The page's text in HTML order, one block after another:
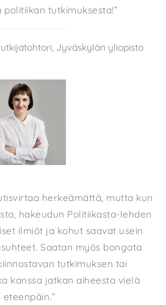
politiikan tutkimuksesta!”
tutkijatohtori, Jyväskylän yliopisto
herkeämättä, mutta kun
hakeudun Politiikasta-lehden
ilmiöt ja kohut saavat usein
Saatan myös bongata
tutkimuksen tai
kanssa jatkan aiheesta vielä
eteenpäin.”